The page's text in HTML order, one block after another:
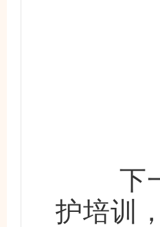
下一
护培训